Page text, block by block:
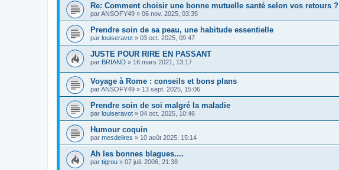
Re: Comment choisir une bonne mutuelle santé selon vos retours ?
parANSOFY49 » 06 nov. 2025, 03:35
Prendre soin de sa peau, une habitude essentielle
par louiseravot » 03 oct. 2025, 09:47
JUSTE POUR RIRE EN PASSANT
par BRIAND » 16 mars 2021, 13:17
Voyage à Rome : conseils et bons plans
parANSOFY49 » 13 sept. 2025, 15:06
Prendre soin de soi malgré la maladie
par louiseravot » 04 oct. 2025, 10:46
Humour coquin
par mesdelires » 10 août 2025, 15:14
Ah les bonnes blagues....
par tigrou » 07 juil. 2006, 21:38